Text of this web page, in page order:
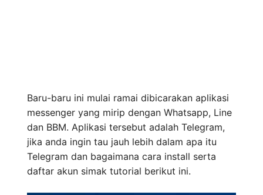
Baru-baru ini mulai ramai dibicarakan aplikasi
messenger yang mirip dengan Whatsapp, Line
dan BBM. Aplikasi tersebut adalah Telegram,
jika anda ingin tau jauh lebih dalam apa itu
Telegram dan bagaimana cara install serta
daftar akun simak tutorial berikut ini.